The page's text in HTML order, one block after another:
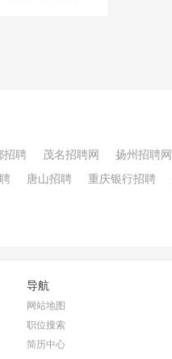
招聘 茂名招聘网 扬州招聘网
唐山招聘 重庆银行招聘
导航
网站地图
职位搜索
简历中心